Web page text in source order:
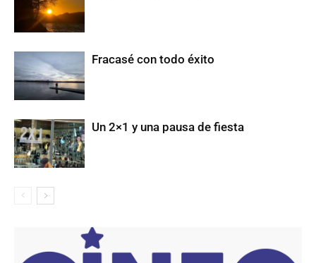
Fracasé con todo éxito
Un 2×1 y una pausa de fiesta